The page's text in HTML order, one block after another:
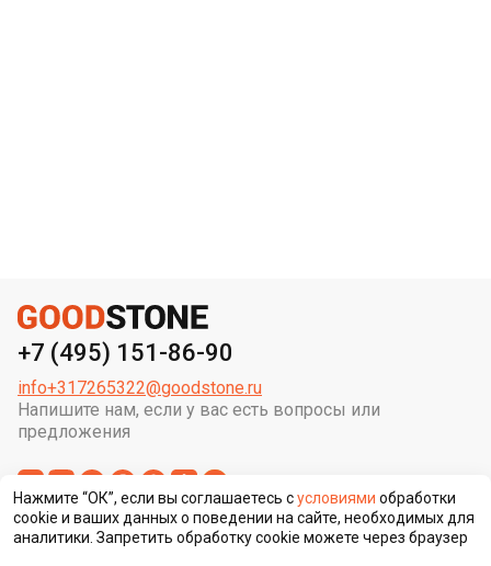
+7 (495) 151-86-90
Напишите нам, если у вас есть вопросы или
предложения
info+317265322@goodstone.ru
Сменить регион строительства
Нажмите “ОК”, если вы соглашаетесь сусловиями обработки
cookie и ваших данных о поведении на сайте, необходимых для
аналитики. Запретить обработку cookie можете через браузер